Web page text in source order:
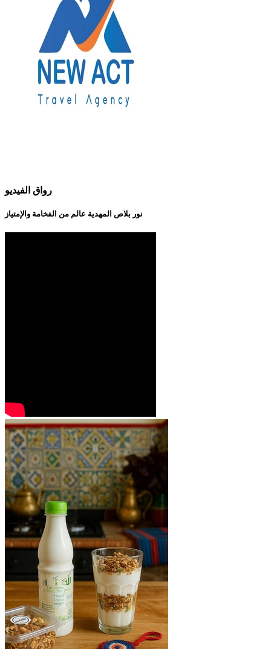
رواق الفيديو
نور بلاص المهدية عالم من الفخامة والإمتياز